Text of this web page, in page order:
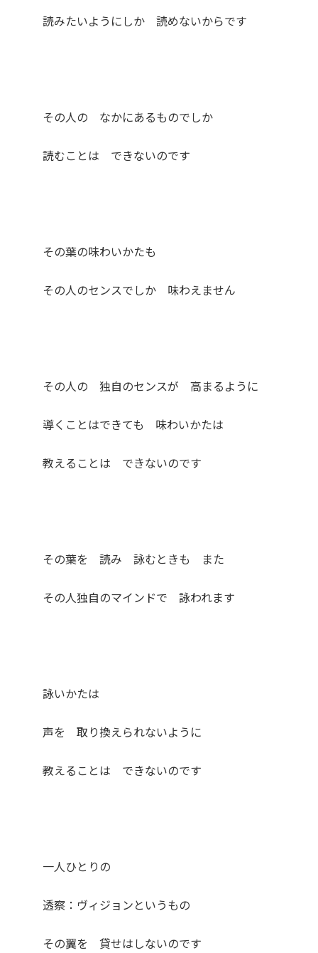
読みたいようにしか 読めないからです
その人の なかにあるものでしか
読むことは できないのです
その葉の味わいかたも
その人のセンスでしか 味わえません
その人の 独自のセンスが 高まるように
導くことはできても 味わいかたは
教えることは できないのです
その葉を 読み 詠むときも また
その人独自のマインドで 詠われます
詠いかたは
声を 取り換えられないように
教えることは できないのです
一人ひとりの
透察：ヴィジョンというもの
その翼を 貸せはしないのです